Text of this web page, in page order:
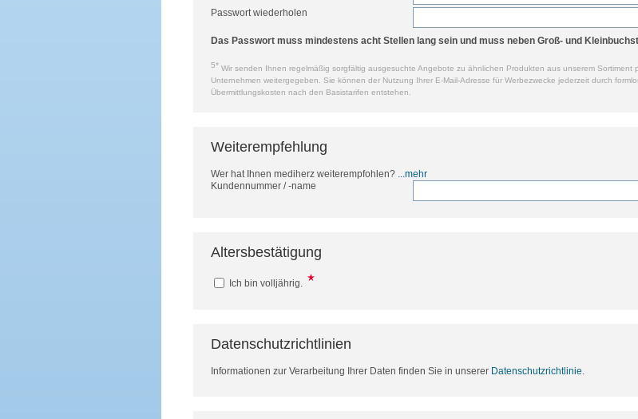
Passwort wiederholen
Das Passwort muss mindestens acht Stellen lang sein und muss neben Groß- und
5* Wir senden Ihnen regelmäßig sorgfältig ausgesuchte Angebote zu ähnlichen Produkten aus unserem Sortiment
Unternehmen weitergegeben. Sie können der Nutzung Ihrer E-Mail-Adresse für Werbezwecke jederzeit durch
Übermittlungskosten nach den Basistarifen entstehen.
Weiterempfehlung
Wer hat Ihnen mediherz weiterempfohlen? ...mehr
Kundennummer / -name
Altersbestätigung
Ich bin volljährig.
Datenschutzrichtlinien
Informationen zur Verarbeitung Ihrer Daten finden Sie in unserer Datenschutzrichtlinie